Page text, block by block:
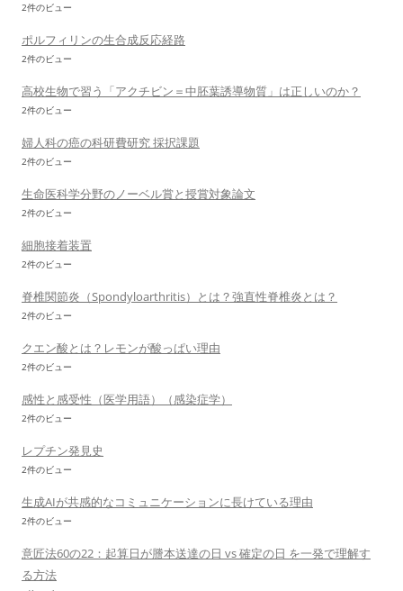
2件のビュー
ポルフィリンの生合成反応経路
2件のビュー
高校生物で習う「アクチビン＝中胚葉誘導物質」は正しいのか？
2件のビュー
婦人科の癌の科研費研究 採択課題
2件のビュー
生命医科学分野のノーベル賞と授賞対象論文
2件のビュー
細胞接着装置
2件のビュー
脊椎関節炎（Spondyloarthritis）とは？強直性脊椎炎とは？
2件のビュー
クエン酸とは？レモンが酸っぱい理由
2件のビュー
感性と感受性（医学用語）（感染症学）
2件のビュー
レプチン発見史
2件のビュー
生成AIが共感的なコミュニケーションに長けている理由
2件のビュー
意匠法60の22：起算日が謄本送達の日 vs 確定の日 を一発で理解す
る方法